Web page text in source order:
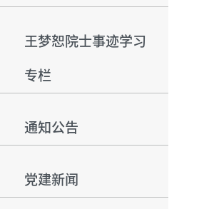
王梦恕院士事迹学习
专栏
通知公告
党建新闻